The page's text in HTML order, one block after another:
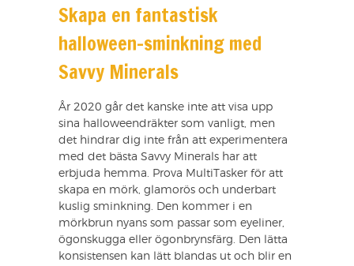
Skapa en fantastisk
halloween-sminkning med
Savvy Minerals
År 2020 går det kanske inte att visa upp
sina halloweendräkter som vanligt, men
det hindrar dig inte från att experimentera
med det bästa Savvy Minerals har att
erbjuda hemma. Prova MultiTasker för att
skapa en mörk, glamorös och underbart
kuslig sminkning. Den kommer i en
mörkbrun nyans som passar som eyeliner,
ögonskugga eller ögonbrynsfärg. Den lätta
konsistensen kan lätt blandas ut och blir en